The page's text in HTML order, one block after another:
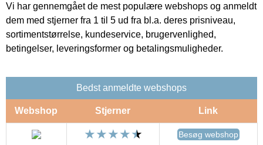
Vi har gennemgået de mest populære webshops og anmeldt
dem med stjerner fra 1 til 5 ud fra bl.a. deres prisniveau,
sortimentstørrelse, kundeservice, brugervenlighed,
betingelser, leveringsformer og betalingsmuligheder.
Bedst anmeldte webshops
Webshop Stjerner Link
Besøg webshop